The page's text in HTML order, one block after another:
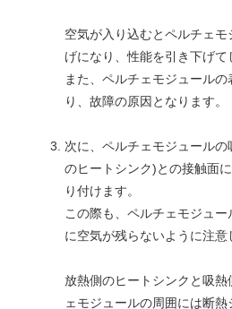
空気が入り込むとペルチェ
げになり、性能を引き下げて
また、ペルチェモジュール
り、故障の原因となります。
次に、ペルチェモジュール
のヒートシンク)との接触面
り付けます。
この際も、ペルチェモジュ
に空気が残らないように注意
放熱側のヒートシンクと吸
ェモジュールの周囲には断